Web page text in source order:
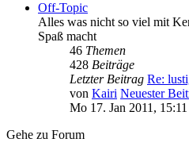
Off-Topic
Alles was nicht so viel mit
Spaß macht
46 Themen
428 Beiträge
Letzter Beitrag Re:
von Kairi Neuester
Mo 17. Jan 2011, 15:11
Gehe zu Forum